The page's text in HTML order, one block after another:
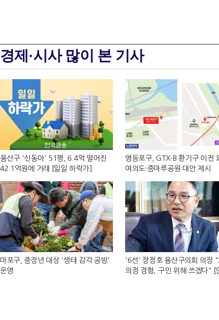
경제·시사 많이 본 기사
용산구 '신동아' 51평, 6.4억 떨어진
42.1억원에 거래 [일일 하락가]
영등포구, GTX-B 환기구 이전
여의도·중마루공원 대안 제시
마포구, 중장년 대상 '생태 감각 공방'
운영
'6선' 장정호 용산구의회 의장
의정 경험, 구민 위해 쓰겠다" [